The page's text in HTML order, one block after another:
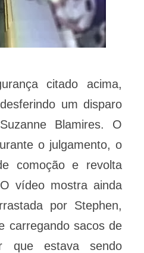
citado acima,
um disparo
Blamires. O
o julgamento, o
comoção e revolta
vídeo mostra ainda
por Stephen,
carregando sacos de
que estava sendo